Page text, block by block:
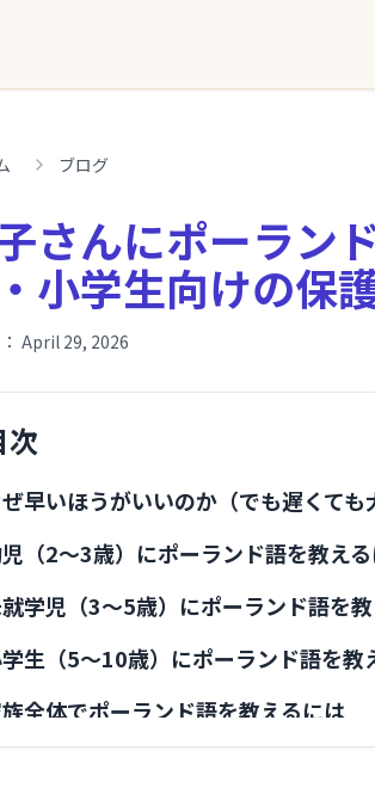
ブログ
さんにポーラン
小学生向けの保
April 29, 2026
次
早いほうがいいのか（でも遅くても
（2〜3歳）にポーランド語を教え
学児（3〜5歳）にポーランド語を
生（5〜10歳）にポーランド語を教
全体でポーランド語を教えるには